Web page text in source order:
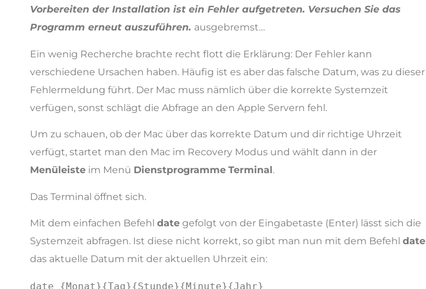
Vorbereiten der Installation ist ein Fehler aufgetreten. Versuchen Sie das
Programm erneut auszuführen. ausgebremst…
Ein wenig Recherche brachte recht flott die Erklärung: Der Fehler kann
verschiedene Ursachen haben. Häufig ist es aber das falsche Datum, was zu dieser
Fehlermeldung führt. Der Mac muss nämlich über die korrekte Systemzeit
verfügen, sonst schlägt die Abfrage an den Apple Servern fehl.
Um zu schauen, ob der Mac über das korrekte Datum und dir richtige Uhrzeit
verfügt, startet man den Mac im Recovery Modus und wählt dann in der
Menüleiste im Menü Dienstprogramme Terminal .
Das Terminal öffnet sich.
Mit dem einfachen Befehl date gefolgt von der Eingabetaste (Enter) lässt sich die
Systemzeit abfragen. Ist diese nicht korrekt, so gibt man nun mit dem Befehl date
das aktuelle Datum mit der aktuellen Uhrzeit ein:
date {Monat}{Tag}{Stunde}{Minute}{Jahr}